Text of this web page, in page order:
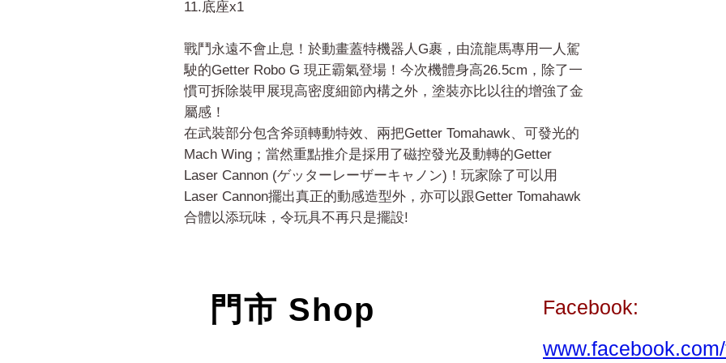
11.底座x1
戰鬥永遠不會止息！於動畫蓋特機器人G裹，由流龍馬專用一人駕
駛的Getter Robo G 現正霸氣登場！今次機體身高26.5cm，除了一
慣可拆除裝甲展現高密度細節內構之外，塗裝亦比以往的增強了金
屬感！
在武裝部分包含斧頭轉動特效、兩把Getter Tomahawk、可發光的
Mach Wing；當然重點推介是採用了磁控發光及動轉的Getter
Laser Cannon (ゲッターレーザーキャノン)！玩家除了可以用
Laser Cannon擺出真正的動感造型外，亦可以跟Getter Tomahawk
合體以添玩味，令玩具不再只是擺設!
門市 Shop
Facebook: